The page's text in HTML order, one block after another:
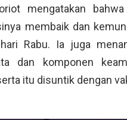
mengatakan
membaik dan
Rabu. Ia juga
dan komponen
itu disuntik dengan